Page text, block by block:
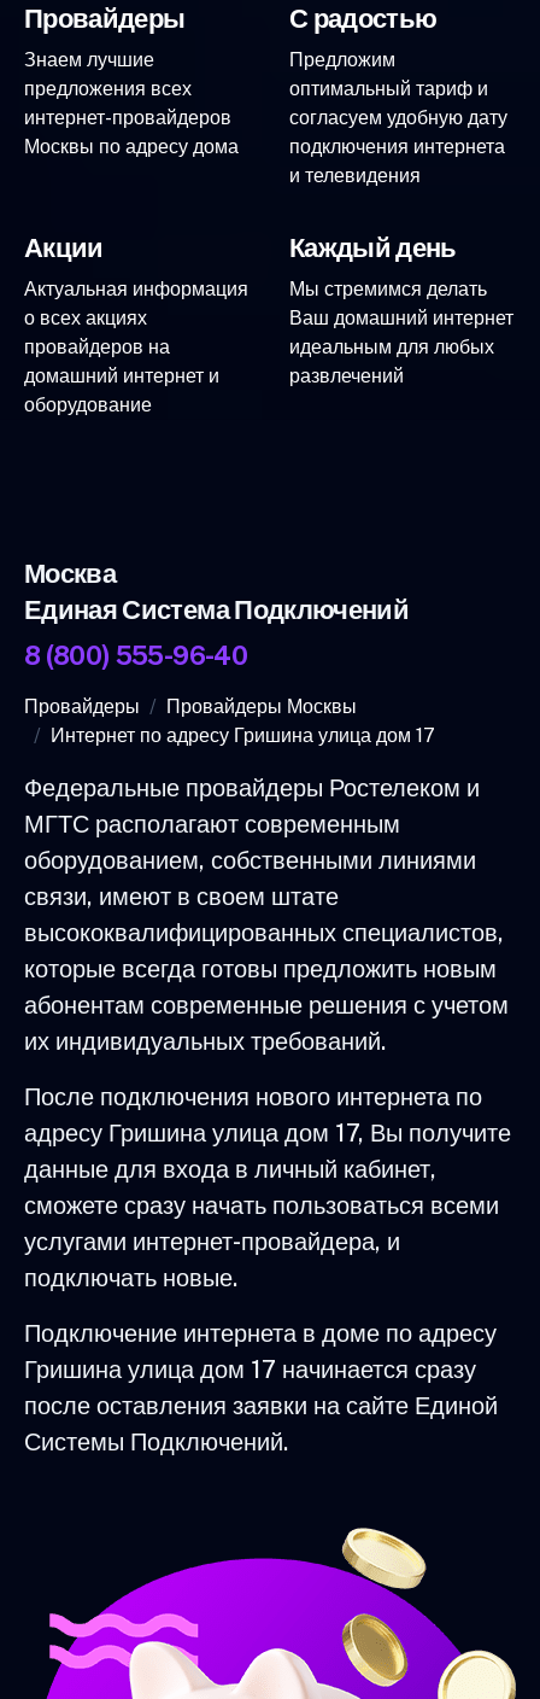
Провайдеры
Знаем лучшие
предложения всех
интернет-провайдеров
Москвы по адресу дома
С радостью
Предложим
оптимальный тариф и
согласуем удобную дату
подключения интернета
и телевидения
Акции
Актуальная информация
о всех акциях
провайдеров на
домашний интернет и
оборудование
Каждый день
Мы стремимся делать
Ваш домашний интернет
идеальным для любых
развлечений
Москва
Единая Система Подключений
8 (800) 555-96-40
Провайдеры
Провайдеры Москвы
Интернет по адресу Гришина улица дом 17
Федеральные провайдеры Ростелеком и
МГТС располагают современным
оборудованием, собственными линиями
связи, имеют в своем штате
высококвалифицированных специалистов,
которые всегда готовы предложить новым
абонентам современные решения с учетом
их индивидуальных требований.
После подключения нового интернета по
адресу Гришина улица дом 17, Вы получите
данные для входа в личный кабинет,
сможете сразу начать пользоваться всеми
услугами интернет-провайдера, и
подключать новые.
Подключение интернета в доме по адресу
Гришина улица дом 17 начинается сразу
после оставления заявки на сайте Единой
Системы Подключений.